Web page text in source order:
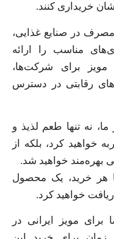
خریداری کنند.
در صنایع غذایی،
مناسب را ارائه
برای شرکت‌ها،
رقابتی در دسترس
نه تنها طعم لذیذ و
خواهید کرد، بلکه از
بهره‌مند خواهید شد.
هر خرید، یک محصول
خواهید کرد.
برای مویز ایرانی در